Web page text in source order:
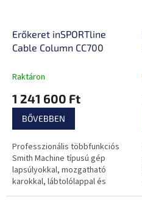
Erőkeret inSPORTline
Cable Column CC700
Raktáron
1 241 600 Ft
BŐVEBBEN
Professzionális többfunkciós
Smith Machine típusú gép
lapsúlyokkal, mozgatható
karokkal, lábtolólappal és
csigarendszerrel az átfogó